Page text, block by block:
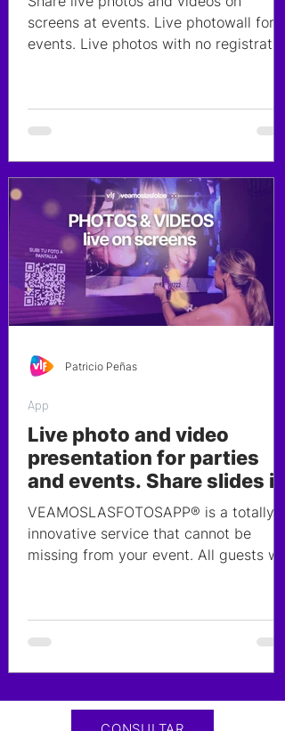
screens at events. Live photowall for
events. Live photos with no registration
Live photo and video
presentation for parties
and events. Share slides in
real time on screens.
VEAMOSLASFOTOSAPP® is a totally
innovative service that cannot be
missing from your event. All guests will
App
Patricio Peñas